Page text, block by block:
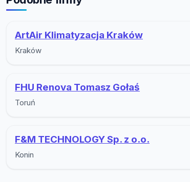
ArtAir Klimatyzacja Kraków
Kraków
FHU Renova Tomasz Gołaś
Toruń
F&M TECHNOLOGY Sp. z o.o.
Konin